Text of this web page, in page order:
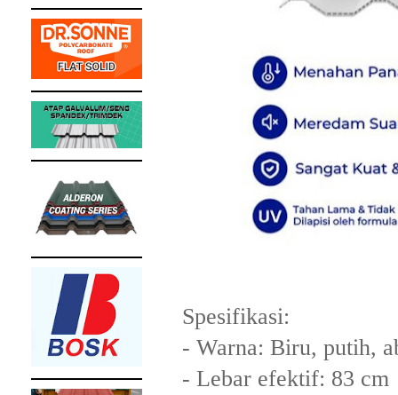
Spesifikasi:
- Warna: Biru, putih,
- Lebar efektif: 83 cm